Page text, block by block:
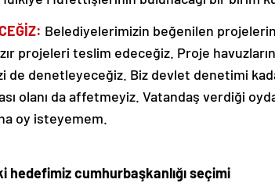
Belediyelerimizin beğenilen
projeleri teslim edeceğiz. Proje
de denetleyeceğiz. Biz devlet denetimi
olanı da affetmeyiz. Vatandaş verdiği
oy isteyemem.
hedefimiz cumhurbaşkanlığı seçimi